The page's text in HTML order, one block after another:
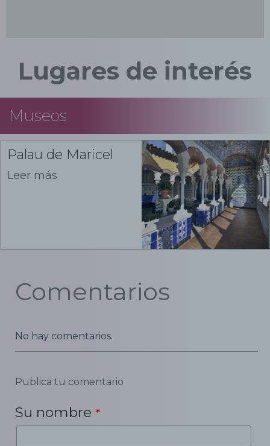
Lugares de interés
Museos
Palau de Maricel
Leer más
Comentarios
No hay comentarios.
Publica tu comentario
Su nombre *